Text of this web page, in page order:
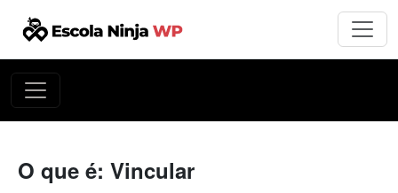
O que é: Vincular